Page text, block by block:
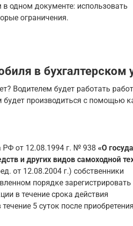
в одном документе: использовать
ограничения.
в бухгалтерском
Водителем будет работать
производиться с помощью
РФ от 12.08.1994 г. № 938 «О
и других видов самоходной
от 12.08.2004 г.) собственники
порядке зарегистрировать
в течение срока действия
5 суток после